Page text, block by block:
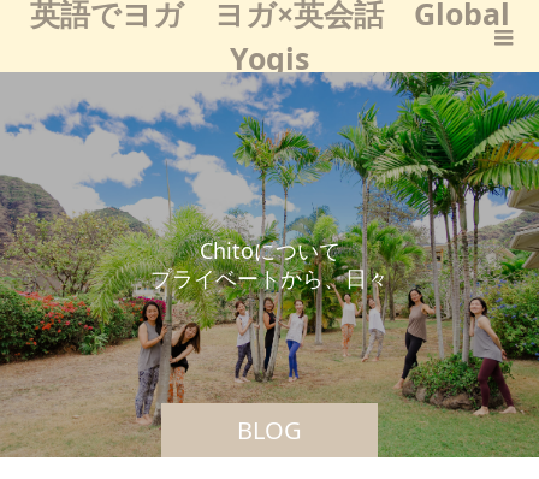
英語でヨガ ヨガ×英会話 Global
Yogis
BLOG
Chitoについて
プライベートから、日々の学びなど